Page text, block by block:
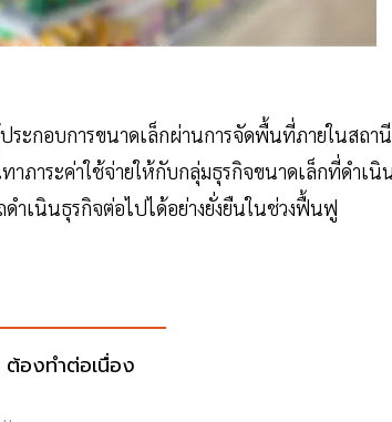
ระกอบการขนาดเล็กผ่านการจัดพื้นที่ภายในสถานี
าภาระค่าใช้จ่ายให้กับกลุ่มธุรกิจขนาดเล็กที่ดำเนิ
ำเนินธุรกิจต่อไปได้อย่างยั่งยืนในช่วงฟื้นฟู
องทำต่อเนื่อง